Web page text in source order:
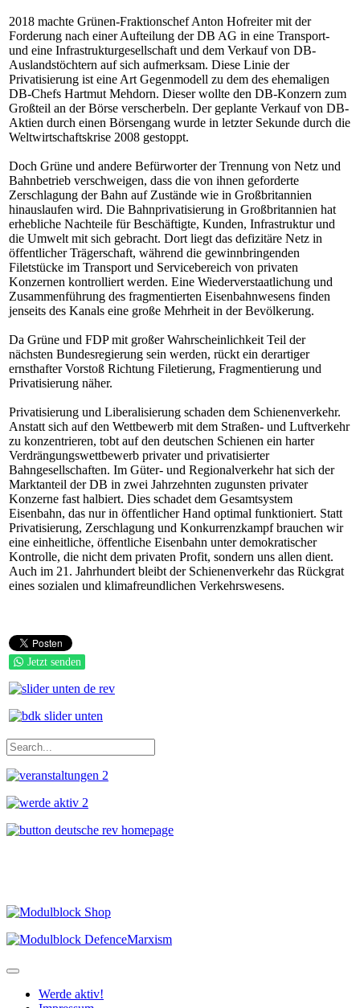
2018 machte Grünen-Fraktionschef Anton Hofreiter mit der
Forderung nach einer Aufteilung der DB AG in eine Transport-
und eine Infrastrukturgesellschaft und dem Verkauf von DB-
Auslandstöchtern auf sich aufmerksam. Diese Linie der
Privatisierung ist eine Art Gegenmodell zu dem des ehemaligen
DB-Chefs Hartmut Mehdorn. Dieser wollte den DB-Konzern zum
Großteil an der Börse verscherbeln. Der geplante Verkauf von DB-
Aktien durch einen Börsengang wurde in letzter Sekunde durch die
Weltwirtschaftskrise 2008 gestoppt.
Doch Grüne und andere Befürworter der Trennung von Netz und
Bahnbetrieb verschweigen, dass die von ihnen geforderte
Zerschlagung der Bahn auf Zustände wie in Großbritannien
hinauslaufen wird. Die Bahnprivatisierung in Großbritannien hat
erhebliche Nachteile für Beschäftigte, Kunden, Infrastruktur und
die Umwelt mit sich gebracht. Dort liegt das defizitäre Netz in
öffentlicher Trägerschaft, während die gewinnbringenden
Filetstücke im Transport und Servicebereich von privaten
Konzernen kontrolliert werden. Eine Wiederverstaatlichung und
Zusammenführung des fragmentierten Eisenbahnwesens finden
jenseits des Kanals eine große Mehrheit in der Bevölkerung.
Da Grüne und FDP mit großer Wahrscheinlichkeit Teil der
nächsten Bundesregierung sein werden, rückt ein derartiger
ernsthafter Vorstoß Richtung Filetierung, Fragmentierung und
Privatisierung näher.
Privatisierung und Liberalisierung schaden dem Schienenverkehr.
Anstatt sich auf den Wettbewerb mit dem Straßen- und Luftverkehr
zu konzentrieren, tobt auf den deutschen Schienen ein harter
Verdrängungswettbewerb privater und privatisierter
Bahngesellschaften. Im Güter- und Regionalverkehr hat sich der
Marktanteil der DB in zwei Jahrzehnten zugunsten privater
Konzerne fast halbiert. Dies schadet dem Gesamtsystem
Eisenbahn, das nur in öffentlicher Hand optimal funktioniert. Statt
Privatisierung, Zerschlagung und Konkurrenzkampf brauchen wir
eine einheitliche, öffentliche Eisenbahn unter demokratischer
Kontrolle, die nicht dem privaten Profit, sondern uns allen dient.
Auch im 21. Jahrhundert bleibt der Schienenverkehr das Rückgrat
eines sozialen und klimafreundlichen Verkehrswesens.
Jetzt senden
Werde aktiv!